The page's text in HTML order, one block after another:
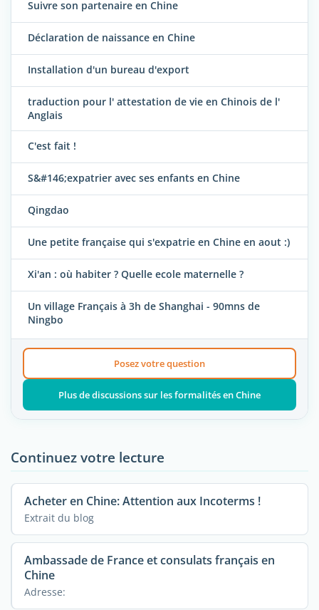
Suivre son partenaire en Chine
Déclaration de naissance en Chine
Installation d'un bureau d'export
traduction pour l' attestation de vie en Chinois de l'
Anglais
C'est fait !
S&#146;expatrier avec ses enfants en Chine
Qingdao
Une petite française qui s'expatrie en Chine en aout :)
Xi'an : où habiter ? Quelle ecole maternelle ?
Un village Français à 3h de Shanghai - 90mns de
Ningbo
Posez votre question
Plus de discussions sur les formalités en Chine
Continuez votre lecture
Acheter en Chine: Attention aux Incoterms !
Extrait du blog
Ambassade de France et consulats français en
Chine
Adresse: